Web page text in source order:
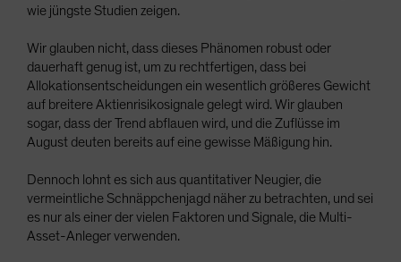
wie jüngste Studien zeigen.
Wir glauben nicht, dass dieses Phänomen robust oder
dauerhaft genug ist, um zu rechtfertigen, dass bei
Allokationsentscheidungen ein wesentlich größeres Gewicht
auf breitere Aktienrisikosignale gelegt wird. Wir glauben
sogar, dass der Trend abflauen wird, und die Zuflüsse im
August deuten bereits auf eine gewisse Mäßigung hin.
Dennoch lohnt es sich aus quantitativer Neugier, die
vermeintliche Schnäppchenjagd näher zu betrachten, und sei
es nur als einer der vielen Faktoren und Signale, die Multi-
Asset-Anleger verwenden.